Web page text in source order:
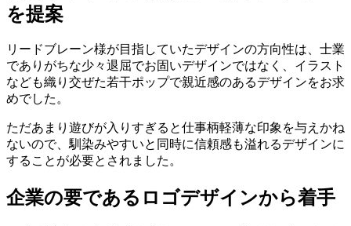
を提案
リードブレーン様が目指していたデザインの方向性は、士業
でありがちな少々退屈でお固いデザインではなく、イラスト
なども織り交ぜた若干ポップで親近感のあるデザインをお求
めでした。
ただあまり遊びが入りすぎると仕事柄軽薄な印象を与えかね
ないので、馴染みやすいと同時に信頼感も溢れるデザインに
することが必要とされました。
企業の要であるロゴデザインから着手